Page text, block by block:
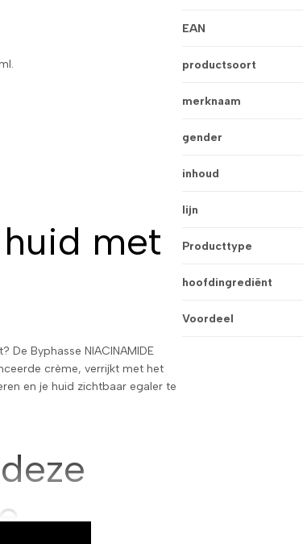
met
De Byphasse NIACINAMIDE
crème, verrijkt met het
en je huid zichtbaar egaler te
EAN
productsoort
merknaam
gender
inhoud
lijn
Producttype
hoofdingrediënt
Voordeel